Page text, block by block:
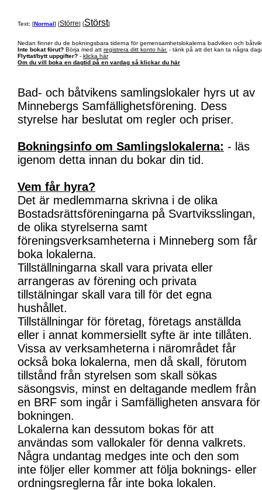
Text: [Normal] [Större] [Störst]
Nedan finner du de bokningsbara tiderna för gemensamhetslokalerna badviken och
Inte bokat förut? Börja med att registrera ditt konto här. - tänk på att det kan ta några
Flyttat/bytt uppgifter? - klicka här
Om du vill boka en dagtid på en vardag så klickar du här
Bad- och båtvikens samlingslokaler hyrs ut av
Minnebergs Samfällighetsförening. Dess
styrelse har beslutat om regler och priser.
Bokningsinfo om Samlingslokalerna: - läs
igenom detta innan du bokar din tid.
Vem får hyra?
Det är medlemmarna skrivna i de olika
Bostadsrättsföreningarna på Svartviksslingan,
de olika styrelserna samt
föreningsverksamheterna i Minneberg som får
boka lokalerna.
Tillställningarna skall vara privata eller
arrangeras av förening och privata
tillstälningar skall vara till för det egna
hushållet.
Tillställningar för företag, företags anställda
eller i annat kommersiellt syfte är inte tillåten.
Vissa av verksamheterna i närområdet får
också boka lokalerna, men då skall, förutom
tillstånd från styrelsen som skall sökas
säsongsvis, minst en deltagande medlem från
en BRF som ingår i Samfälligheten ansvara för
bokningen.
Lokalerna kan dessutom bokas för att
användas som vallokaler för denna valkrets.
Några undantag medges inte och den som
inte följer eller kommer att följa boknings- eller
ordningsreglerna får inte boka lokalen.